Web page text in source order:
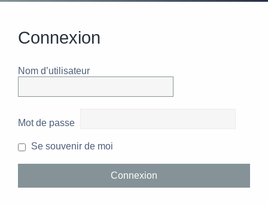
Connexion
Nom d’utilisateur
Mot de passe
Se souvenir de moi